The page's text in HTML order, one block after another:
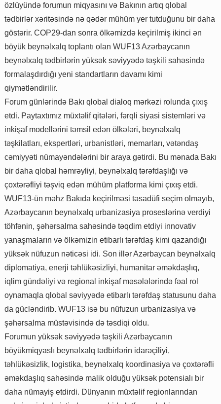
özlüyündə forumun miqyasını və Bakının artıq qlobal
tədbirlər xəritəsində nə qədər mühüm yer tutduğunu bir daha
göstərir. COP29-dan sonra ölkəmizdə keçirilmiş ikinci ən
böyük beynəlxalq toplantı olan WUF13 Azərbaycanın
beynəlxalq tədbirlərin yüksək səviyyədə təşkili sahəsində
formalaşdırdığı yeni standartların davamı kimi
qiymətləndirilir.
Forum günlərində Bakı qlobal dialoq mərkəzi rolunda çıxış
etdi. Paytaxtımız müxtəlif qitələri, fərqli siyasi sistemləri və
inkişaf modellərini təmsil edən ölkələri, beynəlxalq
təşkilatları, ekspertləri, urbanistləri, memarları, vətəndaş
cəmiyyəti nümayəndələrini bir araya gətirdi. Bu mənada Bakı
bir daha qlobal həmrəyliyi, beynəlxalq tərəfdaşlığı və
çoxtərəfliyi təşviq edən mühüm platforma kimi çıxış etdi.
WUF13-ün məhz Bakıda keçirilməsi təsadüfi seçim olmayıb,
Azərbaycanın beynəlxalq urbanizasiya proseslərinə verdiyi
töhfənin, şəhərsalma sahəsində təqdim etdiyi innovativ
yanaşmaların və ölkəmizin etibarlı tərəfdaş kimi qazandığı
yüksək nüfuzun nəticəsi idi. Son illər Azərbaycan beynəlxalq
diplomatiya, enerji təhlükəsizliyi, humanitar əməkdaşlıq,
iqlim gündəliyi və regional inkişaf məsələlərində fəal rol
oynamaqla qlobal səviyyədə etibarlı tərəfdaş statusunu daha
da gücləndirib. WUF13 isə bu nüfuzun urbanizasiya və
şəhərsalma müstəvisində də təsdiqi oldu.
Forumun yüksək səviyyədə təşkili Azərbaycanın
böyükmiqyaslı beynəlxalq tədbirlərin idarəçiliyi,
təhlükəsizlik, logistika, beynəlxalq koordinasiya və çoxtərəfli
əməkdaşlıq sahəsində malik olduğu yüksək potensialı bir
daha nümayiş etdirdi. Dünyanın müxtəlif regionlarından